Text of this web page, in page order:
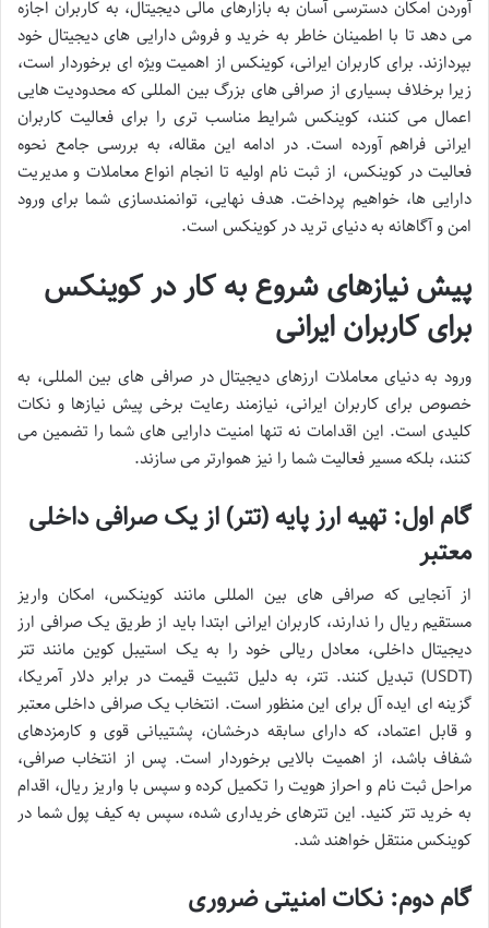
آوردن امکان دسترسی آسان به بازارهای مالی دیجیتال، به کاربران اجازه
می دهد تا با اطمینان خاطر به خرید و فروش دارایی های دیجیتال خود
بپردازند. برای کاربران ایرانی، کوینکس از اهمیت ویژه ای برخوردار است،
زیرا برخلاف بسیاری از صرافی های بزرگ بین المللی که محدودیت هایی
اعمال می کنند، کوینکس شرایط مناسب تری را برای فعالیت کاربران
ایرانی فراهم آورده است. در ادامه این مقاله، به بررسی جامع نحوه
فعالیت در کوینکس، از ثبت نام اولیه تا انجام انواع معاملات و مدیریت
دارایی ها، خواهیم پرداخت. هدف نهایی، توانمندسازی شما برای ورود
امن و آگاهانه به دنیای ترید در کوینکس است.
پیش نیازهای شروع به کار در کوینکس
برای کاربران ایرانی
ورود به دنیای معاملات ارزهای دیجیتال در صرافی های بین المللی، به
خصوص برای کاربران ایرانی، نیازمند رعایت برخی پیش نیازها و نکات
کلیدی است. این اقدامات نه تنها امنیت دارایی های شما را تضمین می
کنند، بلکه مسیر فعالیت شما را نیز هموارتر می سازند.
گام اول: تهیه ارز پایه (تتر) از یک صرافی داخلی
معتبر
از آنجایی که صرافی های بین المللی مانند کوینکس، امکان واریز
مستقیم ریال را ندارند، کاربران ایرانی ابتدا باید از طریق یک صرافی ارز
دیجیتال داخلی، معادل ریالی خود را به یک استیبل کوین مانند تتر
(USDT) تبدیل کنند. تتر، به دلیل تثبیت قیمت در برابر دلار آمریکا،
گزینه ای ایده آل برای این منظور است. انتخاب یک صرافی داخلی معتبر
و قابل اعتماد، که دارای سابقه درخشان، پشتیبانی قوی و کارمزدهای
شفاف باشد، از اهمیت بالایی برخوردار است. پس از انتخاب صرافی،
مراحل ثبت نام و احراز هویت را تکمیل کرده و سپس با واریز ریال، اقدام
به خرید تتر کنید. این تترهای خریداری شده، سپس به کیف پول شما در
کوینکس منتقل خواهند شد.
گام دوم: نکات امنیتی ضروری